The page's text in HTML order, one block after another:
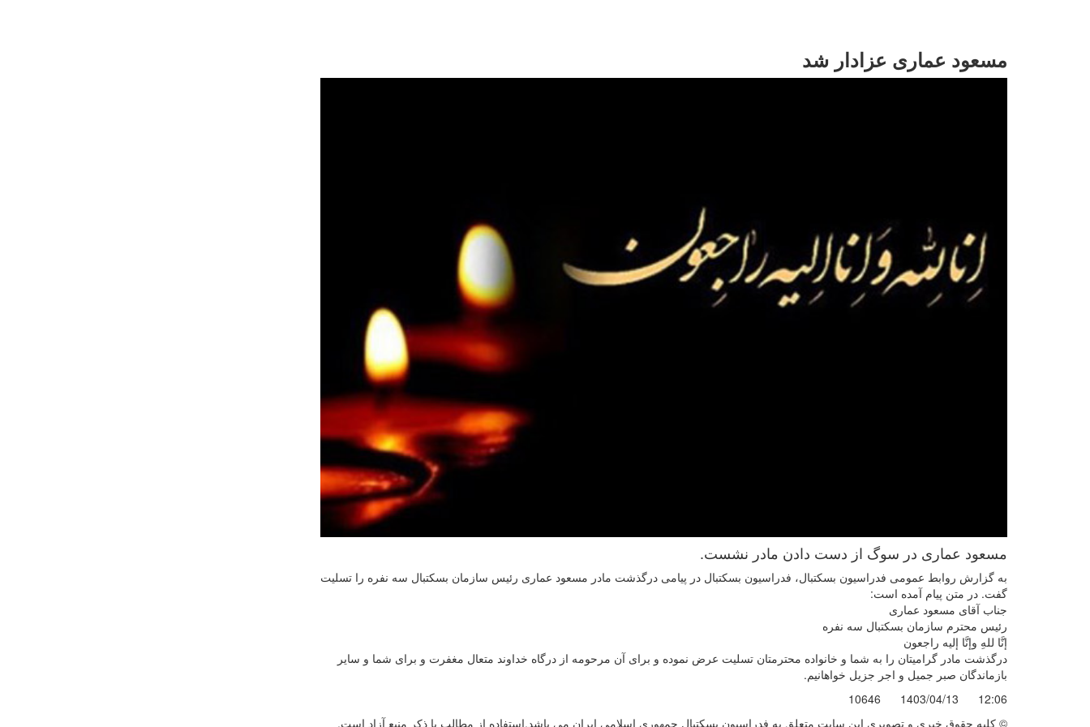
مسعود عماری عزادار شد
مسعود عماری در سوگ از دست دادن مادر نشست.
به گزارش روابط عمومی فدراسیون بسکتبال، فدراسیون بسکتبال در پیامی درگذشت مادر مسعود عماری رئیس سازمان بسکتبال سه نفره را تسلیت
گفت. در متن پیام آمده است:
جناب آقای مسعود عماری
رئیس محترم سازمان بسکتبال سه نفره
إنَّا للهِ وإنَّا إليه راجعون
درگذشت مادر گرامیتان را به شما و خانواده محترمتان تسلیت عرض نموده و برای آن مرحومه از درگاه خداوند متعال مغفرت و برای شما و سایر
بازماندگان صبر جمیل و اجر جزیل خواهانیم.
12:06
1403/04/13
10646
© کليه حقوق خبری و تصويری اين سايت متعلق به فدراسیون بسکتبال جمهوری اسلامی ایران می باشد.استفاده از مطالب با ذكر منبع آزاد است.